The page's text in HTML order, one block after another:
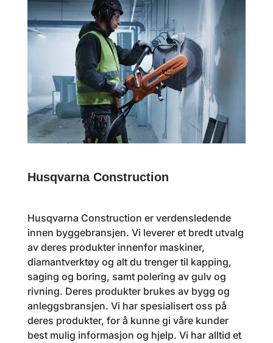
Husqvarna Construction
Husqvarna Construction er verdensledende
innen byggebransjen. Vi leverer et bredt utvalg
av deres produkter innenfor maskiner,
diamantverktøy og alt du trenger til kapping,
saging og boring, samt polering av gulv og
rivning. Deres produkter brukes av bygg og
anleggsbransjen. Vi har spesialisert oss på
deres produkter, for å kunne gi våre kunder
best mulig informasjon og hjelp. Vi har alltid et